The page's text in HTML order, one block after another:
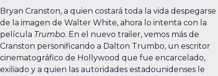
Bryan Cranston, a quien costará toda la vida despegarse
de la imagen de Walter White, ahora lo intenta con la
película Trumbo. En el nuevo trailer, vemos más de
Cranston personificando a Dalton Trumbo, un escritor
cinematográfico de Hollywood que fue encarcelado,
exiliado y a quien las autoridades estadounidenses le